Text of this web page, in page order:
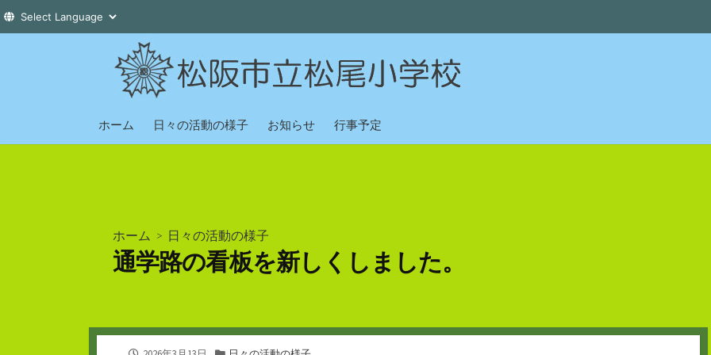
へ
ホーム 日々の活動の様子 お知らせ 行事予定
ホーム > 日々の活動の様子
通学路の看板を新しくしました。
公
カ